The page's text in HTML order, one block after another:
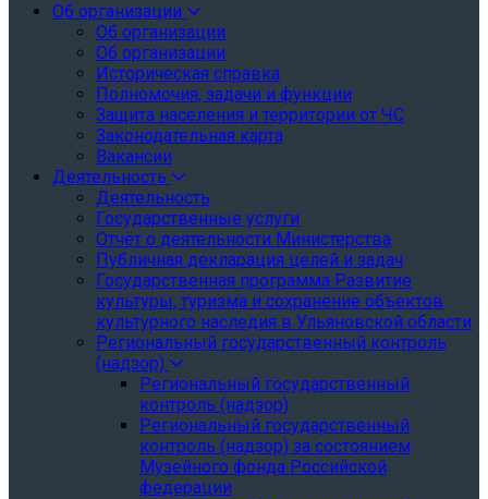
Об организации
Об организации
Об организации
Историческая справка
Полномочия, задачи и функции
Защита населения и территории от ЧС
Законодательная карта
Вакансии
Деятельность
Деятельность
Государственные услуги
Отчёт о деятельности Министерства
Публичная декларация целей и задач
Государственная программа Развитие
культуры, туризма и сохранение объектов
культурного наследия в Ульяновской области
Региональный государственный контроль
(надзор)
Региональный государственный
контроль (надзор)
Региональный государственный
контроль (надзор) за состоянием
Музейного фонда Российской
федерации